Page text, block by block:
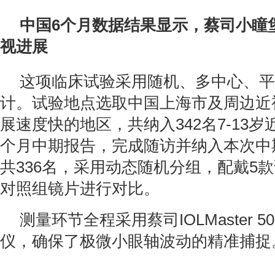
中国6个月数据结果显示，蔡司小瞳
视进展
这项临床试验采用随机、多中心、
计。试验地点选取中国上海市及周边
展速度快的地区，共纳入342名7-13岁
个月中期报告，完成随访并纳入本次
共336名，采用动态随机分组，配戴5
对照组镜片进行对比。
测量环节全程采用蔡司IOLMaster
仪，确保了极微小眼轴波动的精准捕捉